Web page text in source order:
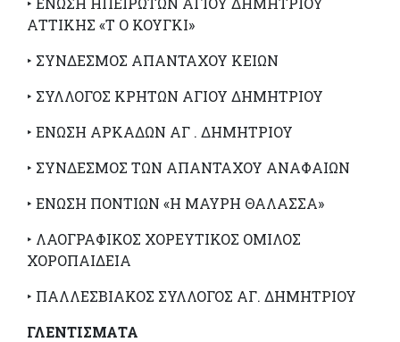
ΑΤΤΙΚΗΣ «Τ Ο ΚΟΥΓΚΙ»
‣ ΣΥΝΔΕΣΜΟΣ ΑΠΑΝΤΑΧΟΥ ΚΕΙΩΝ
‣ ΣΥΛΛΟΓΟΣ ΚΡΗΤΩΝ ΑΓΙΟΥ ΔΗΜΗΤΡΙΟΥ
‣ ΕΝΩΣΗ ΑΡΚΑΔΩΝ ΑΓ . ΔΗΜΗΤΡΙΟΥ
‣ ΣΥΝΔΕΣΜΟΣ ΤΩΝ ΑΠΑΝΤΑΧΟΥ ΑΝΑΦΑΙΩΝ
‣ ΕΝΩΣΗ ΠΟΝΤΙΩΝ «Η ΜΑΥΡΗ ΘΑΛΑΣΣΑ»
‣ ΛΑΟΓΡΑΦΙΚΟΣ ΧΟΡΕΥΤΙΚΟΣ ΟΜΙΛΟΣ
ΧΟΡΟΠΑΙΔΕΙΑ
‣ ΠΑΛΛΕΣΒΙΑΚΟΣ ΣΥΛΛΟΓΟΣ ΑΓ. ΔΗΜΗΤΡΙΟΥ
ΓΛΕΝΤIΣΜΑΤΑ